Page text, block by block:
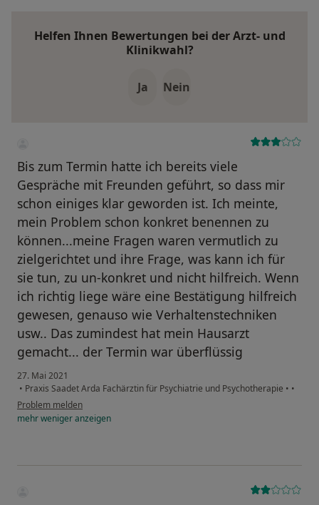
Helfen Ihnen Bewertungen bei der Arzt- und
Klinikwahl?
Ja Nein
Bis zum Termin hatte ich bereits viele
Gespräche mit Freunden geführt, so dass mir
schon einiges klar geworden ist. Ich meinte,
mein Problem schon konkret benennen zu
können...meine Fragen waren vermutlich zu
zielgerichtet und ihre Frage, was kann ich für
sie tun, zu un-konkret und nicht hilfreich. Wenn
ich richtig liege wäre eine Bestätigung hilfreich
gewesen, genauso wie Verhaltenstechniken
usw.. Das zumindest hat mein Hausarzt
gemacht... der Termin war überflüssig
27. Mai 2021
• Praxis Saadet Arda Fachärztin für Psychiatrie und Psychotherapie • •
Problem melden
mehrwenigeranzeigen